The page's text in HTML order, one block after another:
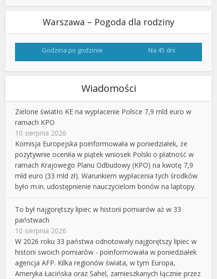
Warszawa – Pogoda dla rodziny
Godzina po godzinie Na 45 dni
Wiadomości
Zielone światło KE na wypłacenie Polsce 7,9 mld euro w
ramach KPO
10 sierpnia 2026
Komisja Europejska poinformowała w poniedziałek, że
pozytywnie oceniła w piątek wniosek Polski o płatność w
ramach Krajowego Planu Odbudowy (KPO) na kwotę 7,9
mld euro (33 mld zł). Warunkiem wypłacenia tych środków
było m.in. udostępnienie nauczycielom bonów na laptopy.
To był najgorętszy lipiec w historii pomiarów aż w 33
państwach
10 sierpnia 2026
W 2026 roku 33 państwa odnotowały najgorętszy lipiec w
historii swoich pomiarów - poinformowała w poniedziałek
agencja AFP. Kilka regionów świata, w tym Europa,
Ameryka Łacińska oraz Sahel, zamieszkanych łącznie przez